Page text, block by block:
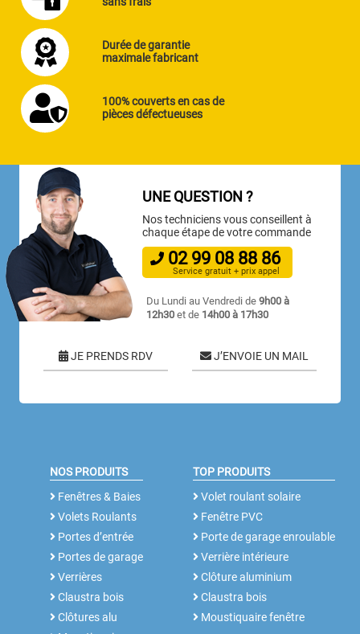
Durée de garantie
maximale fabricant
100% couverts en cas de
pièces défectueuses
UNE QUESTION ?
Nos techniciens vous conseillent à
chaque étape de votre commande
02 99 08 88 86
Service gratuit + prix appel
Du Lundi au Vendredi de9h00 à
12h30 et de 14h00 à 17h30
JE PRENDS RDV J’ENVOIE UN MAIL
NOS PRODUITS
Fenêtres & Baies
Volets Roulants
Portes d’entrée
Portes de garage
Verrières
Claustra bois
Clôtures alu
TOP PRODUITS
Volet roulant solaire
Fenêtre PVC
Porte de garage enroulable
Verrière intérieure
Clôture aluminium
Claustra bois
Moustiquaire fenêtre